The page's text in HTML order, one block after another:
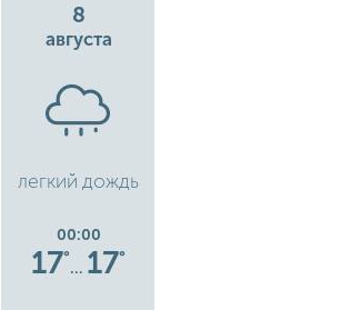
8
августа
легкий дождь
00:00
17°
… 17°